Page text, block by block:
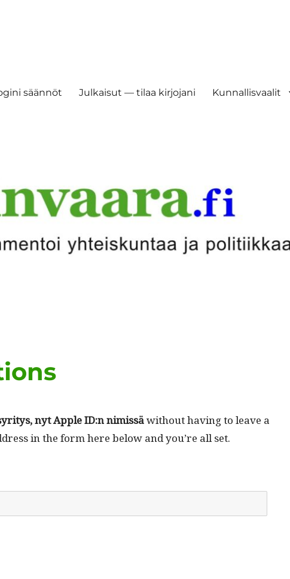
säännöt Julkaisut — tilaa kirjojani Kunnallisvaalit
nyt Apple ID:n nimis­säwith­out hav­ing to leave a
in the form here below and you’re all set.